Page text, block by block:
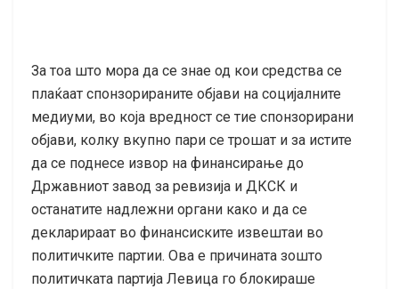
За тоа што мора да се знае од кои средства се
плаќаат спонзорираните објави на социјалните
медиуми, во која вредност се тие спонзорирани
објави, колку вкупно пари се трошат и за истите
да се поднесе извор на финансирање до
Државниот завод за ревизија и ДКСК и
останатите надлежни органи како и да се
декларираат во финансиските извештаи во
политичките партии. Ова е причината зошто
политичката партија Левица го блокираше